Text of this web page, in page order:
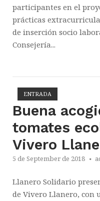
participantes en el
prácticas
de inserción socio
Consejería...
ENTRADA
Buena
tomates
Vivero
5 de September de 2018
Llanero Solidario
de Vivero Llanero, con